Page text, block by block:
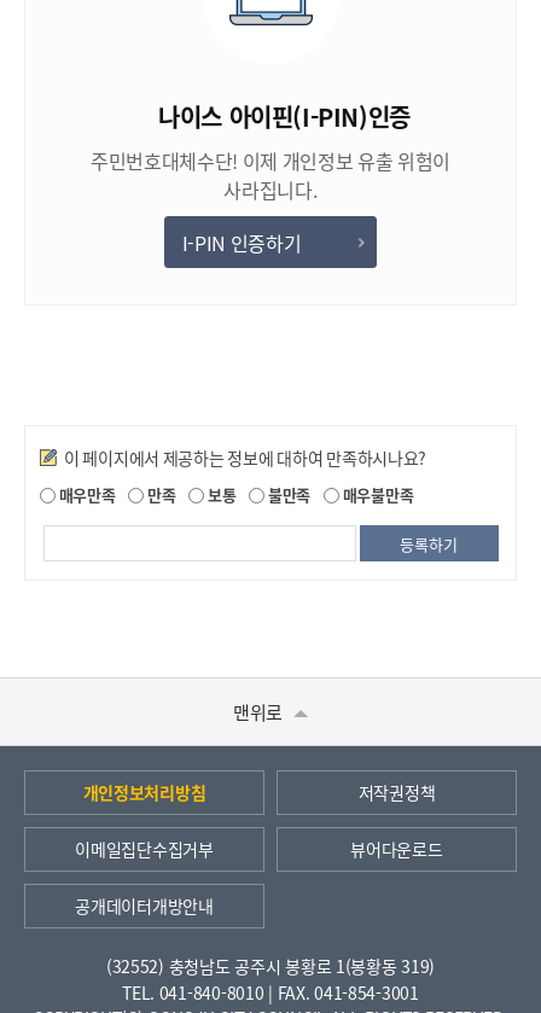
나이스 아이핀(I-PIN)인증
주민번호대체수단! 이제 개인정보 유출 위험이
사라집니다.
I-PIN 인증하기
만족도조사
이 페이지에서 제공하는 정보에 대하여 만족하시나요?
매우만족 만족 보통 불만족 매우불만족
맨위로
개인정보처리방침 저작권정책
이메일집단수집거부 뷰어다운로드
공개데이터개방안내
(32552) 충청남도 공주시 봉황로 1(봉황동 319)
TEL. 041-840-8010 | FAX. 041-854-3001